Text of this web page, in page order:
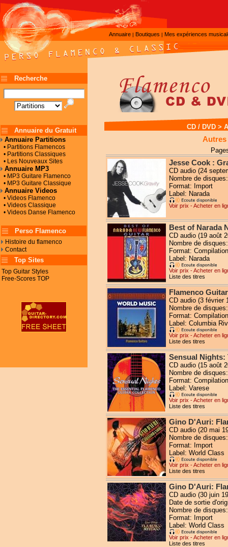
Annuaire | Boutiques | Mes expériences
Recherche
Annuaire du Gratuit
Annuaire Partitions
• Partitions Flamencos
• Partitions Classiques
• Les Nouveaux Sites
Annuaire MP3
• MP3 Guitare Flamenco
• MP3 Guitare Classique
Annuaire Videos
• Videos Flamenco
• Videos Classique
• Videos Danse Flamenco
Perso Flamenco
Histoire du flamenco
Contact
Top Sites
Top Guitar Styles
Free-Scores TOP
CD / DVD >
Autres
Jesse Cook :
CD audio (24
Nombre de
Format: Import
Label: Narada
Voir prix - Acheter en
Best of Narada
CD audio (19 août
Nombre de
Format:
Label: Narada
Voir prix - Acheter en
Liste des titres
Flamenco
CD audio (3 février
Nombre de
Format:
Label: Columbia
Voir prix - Acheter en
Liste des titres
Sensual Nights:
CD audio (15 août
Nombre de
Format:
Label: Varese
Voir prix - Acheter en
Liste des titres
Gino D'Auri:
CD audio (20 mai
Nombre de
Format: Import
Label: World Class
Voir prix - Acheter en
Liste des titres
Gino D'Auri:
CD audio (30 juin
Date de sortie
Nombre de
Format: Import
Label: World Class
Voir prix - Acheter en
Liste des titres